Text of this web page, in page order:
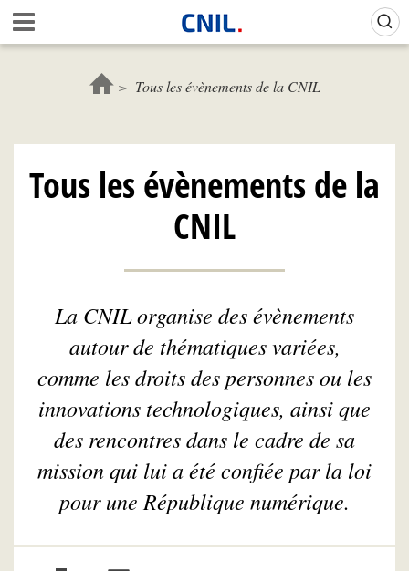
Aller
au
contenu
c
u
l
C
N
Tous les évènements de la CNIL
Tous les évènements de la
CNIL
La CNIL organise des évènements
autour de thématiques variées,
comme les droits des personnes ou les
innovations technologiques, ainsi que
des rencontres dans le cadre de sa
mission qui lui a été confiée par la loi
pour une République numérique.
Gestion de vos préférences sur les cookies (témoins de connexion)